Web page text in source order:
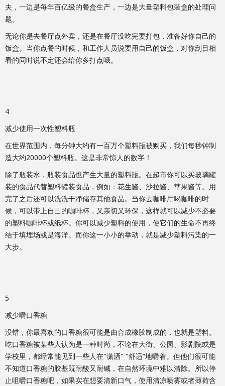
夫，一边是每年百亿级的餐盒生产，一边是大量塑料包装盒的处理问
题。
无论你是去餐厅点外卖，还是在餐厅没吃完要打包，准备好你自己的
饭盒。当你点餐的时候，和工作人员说要用自己的饭盒，对你刮目相
看的同时说不定还会给你多打点哦。
4
减少使用一次性塑料瓶
在世界范围内，每分钟大约有一百万个塑料瓶被购买，我们每秒钟制
造大约20000个塑料瓶。这是非常惊人的数字！
除了瓶装水，瓶装食品也产生大量的塑料瓶。在超市你可以买玻璃罐
装的食品代替塑料罐装食品，例如：花生酱、沙拉酱、苹果酱等。用
完了之后还可以洗洗干净储存其他食品。当你去咖啡厅喝咖啡的时
候，可以带上自己的咖啡杯，又亲切又环保，这样就可以减少不必要
的塑料咖啡杯或纸杯。你可以减少塑料的使用，使它们的生命不再终
结于填埋场或是海洋。而你这一小小的举动，就是减少塑料污染的一
大步。
5
减少嚼口香糖
没错，你最喜欢的口香糖很可能是由合成橡胶制成的，也就是塑料。
吃口香糖被某些人认为是一种时尚，不论在大街、公园、影剧院或是
学校里，都经常能见到一些人在"潇洒" "舒适”地嚼着。但他们很可能
不知道口香糖的胶基既耐酸又耐碱，在自然环境中难以清除。所以停
止咀嚼口香糖吧，如果实在想要清新口气，使用清凉喷雾或者薄荷含